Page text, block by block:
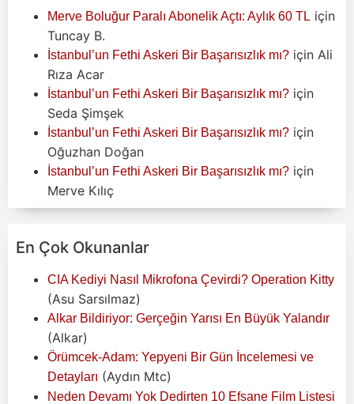
Merve Boluğur Paralı Abonelik Açtı: Aylık 60 TL için
Tuncay B.
İstanbul’un Fethi Askeri Bir Başarısızlık mı? için Ali
Rıza Acar
İstanbul’un Fethi Askeri Bir Başarısızlık mı? için
Seda Şimşek
İstanbul’un Fethi Askeri Bir Başarısızlık mı? için
Oğuzhan Doğan
İstanbul’un Fethi Askeri Bir Başarısızlık mı? için
Merve Kılıç
En Çok Okunanlar
CIA Kediyi Nasıl Mikrofona Çevirdi? Operation Kitty
(Asu Sarsılmaz)
Alkar Bildiriyor: Gerçeğin Yarısı En Büyük Yalandır
(Alkar)
Örümcek-Adam: Yepyeni Bir Gün İncelemesi ve
Detayları (Aydın Mtc)
Neden Devamı Yok Dedirten 10 Efsane Film Listesi